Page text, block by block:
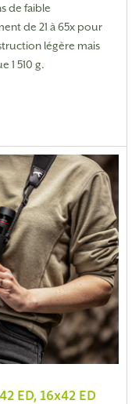
de faible
de 21 à 65x pour
légère mais
1 510 g.
ED, 16x42 ED